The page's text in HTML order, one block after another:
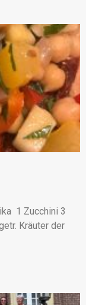
1 Zucchini 3
Kräuter der